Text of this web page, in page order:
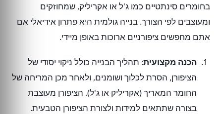
בחומרים סינתטיים כמו ג'ל או אקריליק, שמחוזקים
ומעוצבים לפי הצורך. בנייה גולמית היא פתרון אידיאלי אם
אתם מחפשים ציפורניים ארוכות באופן מיידי.
הכנה מקצועית: תהליך הבנייה כולל ניקוי יסודי של
הציפורן, הסרת לכלוך ושומנים, ולאחר מכן המריחה של
החומר המאריך (אקריליק או ג'ל). הציפורן מעוצבת
בצורה שתתאים למידות ולצורת הציפורן הטבעית.